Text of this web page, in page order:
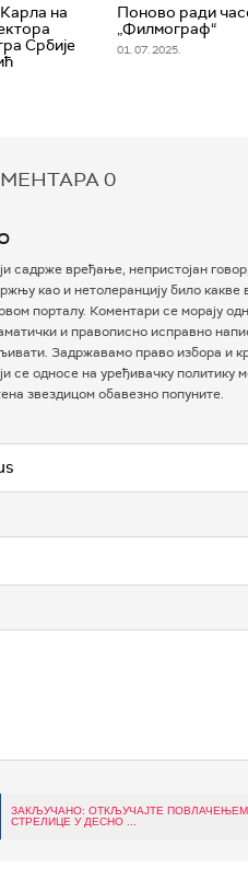
на
Србије
Поново ради
„Филмограф“
01. 07. 2025.
0
садрже вређање, непристојан
као и нетолеранцију било
порталу. Коментари се морају
и правописно исправно
Задржавамо право избора и
се односе на уређивачку политику
звездицом обавезно попуните.
ЗАКЉУЧАНО: ОТКЉУЧАЈТЕ ПОВЛАЧЕЊЕМ
СТРЕЛИЦЕ У ДЕСНО ...